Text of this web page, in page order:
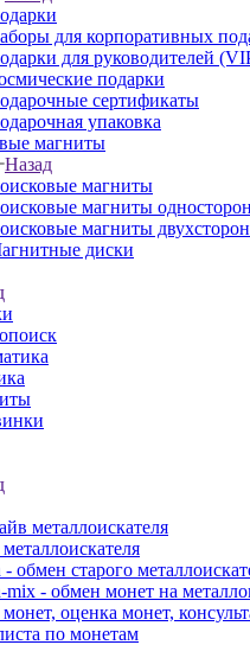
для корпоративных
для руководителей
подарки
сертификаты
упаковка
магниты
Назад
магниты
магниты
магниты
диски
металлоискателя
- обмен старого
mix - обмен монет на
оценка монет,
по монетам